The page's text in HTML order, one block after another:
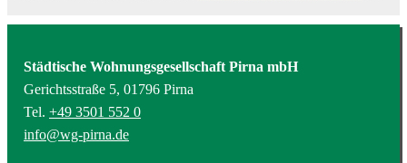
Städtische Wohnungsgesellschaft Pirna mbH
Gerichtsstraße 5, 01796 Pirna
Tel. +49 3501 552 0
info@wg-pirna.de